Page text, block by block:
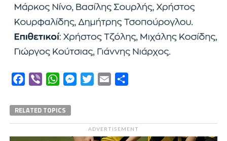
Facebook
Viber WhatsAppMessengerTwitterEmail
RELATED TOPICS
ADVERTISEMENT